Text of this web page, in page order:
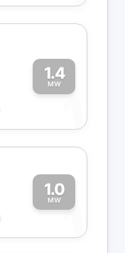
1.4
MW
1
1.0
MW1